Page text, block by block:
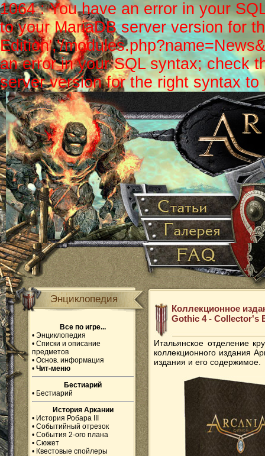
1064 : You have an error in your
to your MariaDB server version for
Edition','/
an error in your SQL syntax; check
server version for the right syntax
Энциклопедия
Все по игре...
• Энциклопедия
• Списки и описание
предметов
• Основ. информация
• Чит-меню
Бестиарий
• Бестиарий
История Аркании
• История Робара III
• Событийный отрезок
• События 2-ого плана
• Сюжет
• Квестовые спойлеры
Коллекционное
Gothic 4 - Collector's
Итальянское отделение
коллекционного издания
издания и его содержимое.